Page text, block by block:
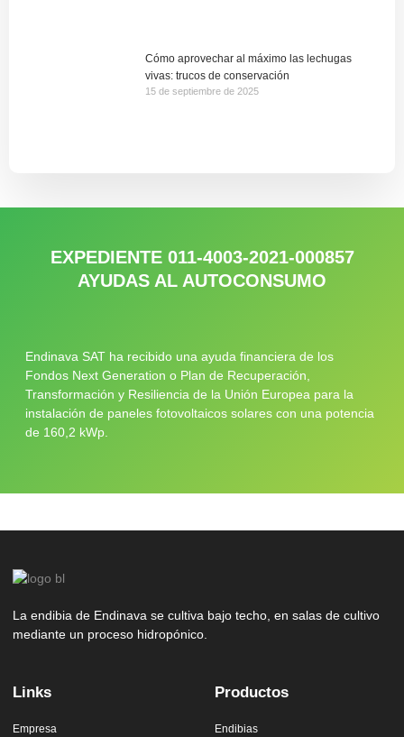
Cómo aprovechar al máximo las lechugas
vivas: trucos de conservación
15 de septiembre de 2025
EXPEDIENTE 011-4003-2021-000857
AYUDAS AL AUTOCONSUMO
Endinava SAT ha recibido una ayuda financiera de los
Fondos Next Generation o Plan de Recuperación,
Transformación y Resiliencia de la Unión Europea para la
instalación de paneles fotovoltaicos solares con una potencia
de 160,2 kWp.
La endibia de Endinava se cultiva bajo techo, en salas de cultivo
mediante un proceso hidropónico.
Links
Empresa
Productos
Endibias